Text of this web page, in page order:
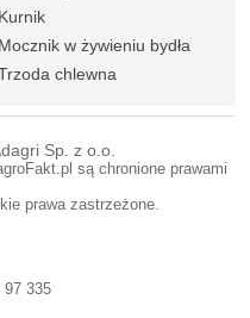
Kurnik
Mocznik w żywieniu bydła
chlewna
Sp. z o.o.
są chronione prawami
prawa zastrzeżone.
97 335